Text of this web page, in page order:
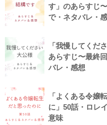
す」のあらすじ
で・ネタバレ・
「我慢してくだ
あらすじ〜最終
バレ・感想
「よくある令嬢
に」50話・ロレ
意味